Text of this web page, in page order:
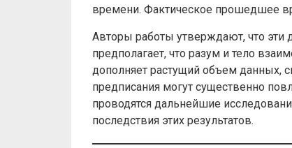
времени. Фактическое прошедшее
Авторы работы утверждают, что эти
предполагает, что разум и тело
дополняет растущий объем данных,
предписания могут существенно
проводятся дальнейшие
последствия этих результатов.